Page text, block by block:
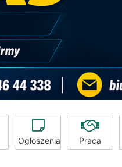
Ogłoszenia Praca